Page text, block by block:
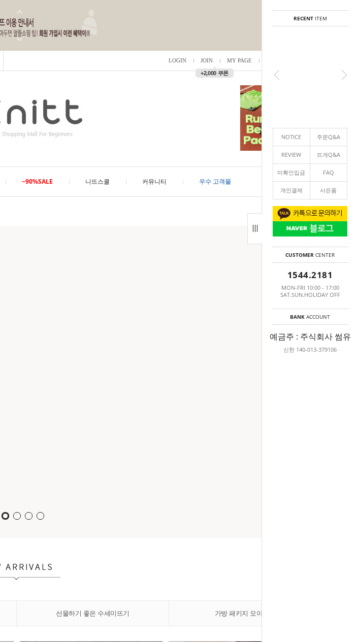
RECENTITEM
NOTICE 주문Q&A
REVIEW 뜨개Q&A
미확인입금 FAQ
개인결제 사은품
CUSTOMER CENTER
1544.2181
MON-FRI 10:00 - 17:00
SAT.SUN.HOLIDAY OFF
BANK ACCOUNT
예금주 : 주식회사 썸유
신한 140-013-379106
LOGIN JOIN
▲
+2,000 쿠폰
MY PAGE
~90%SALE 니뜨스쿨 커뮤니티 우수 고객몰
선물하기 좋은 수세미뜨기 가방 패키지 모아보기